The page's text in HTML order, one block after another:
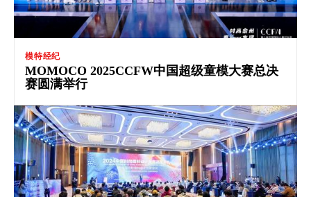
模特经纪
MOMOCO 2025CCFW中国超级童模大赛总决
赛圆满举行